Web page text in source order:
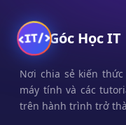
Góc Học IT
Nơi chia sẻ kiến
máy tính và các
trên hành trình trở